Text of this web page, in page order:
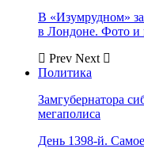
В «Изумрудном»
в Лондоне. Фото и
Prev Next
Политика
Замгубернатора
мегаполиса
День 1398-й.